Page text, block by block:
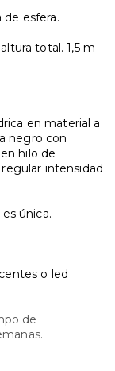
esfera.
total. 1,5 m
en material a
negro con
hilo de
intensidad
única.
o led
de